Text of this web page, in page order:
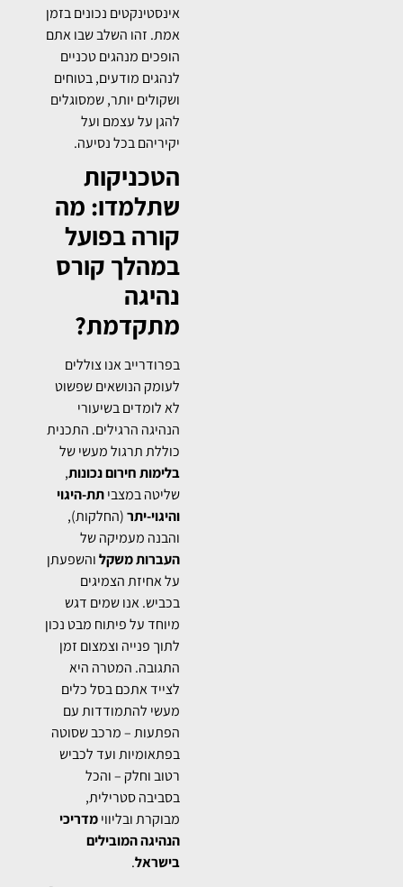
אינסטינקטים נכונים בזמן
אמת. זהו השלב שבו אתם
הופכים מנהגים טכניים
לנהגים מודעים, בטוחים
ושקולים יותר, שמסוגלים
להגן על עצמם ועל
יקיריהם בכל נסיעה.
הטכניקות
שתלמדו: מה
קורה בפועל
במהלך קורס
נהיגה
מתקדמת?
בפרודרייב אנו צוללים
לעומק הנושאים שפשוט
לא לומדים בשיעורי
הנהיגה הרגילים. התכנית
כוללת תרגול מעשי של
בלימות חירום נכונות,
שליטה במצביתת-היגוי
והיגוי-יתר(החלקות),
והבנה מעמיקה של
העברות משקלוהשפעתן
על אחיזת הצמיגים
בכביש. אנו שמים דגש
מיוחד על פיתוח מבט נכון
לתוך פנייה וצמצום זמן
התגובה. המטרה היא
לצייד אתכם בסל כלים
מעשי להתמודדות עם
הפתעות – מרכב שסוטה
בפתאומיות ועד לכביש
רטוב וחלק – והכל
בסביבה סטרילית,
מבוקרת ובליווימדריכי
הנהיגה המובילים
בישראל.